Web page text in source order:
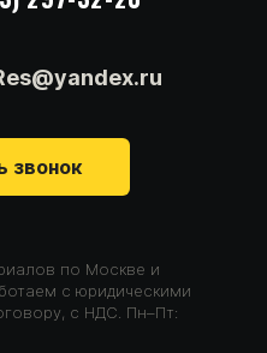
звонок
по Москве и
с юридическими
с НДС. Пн–Пт: